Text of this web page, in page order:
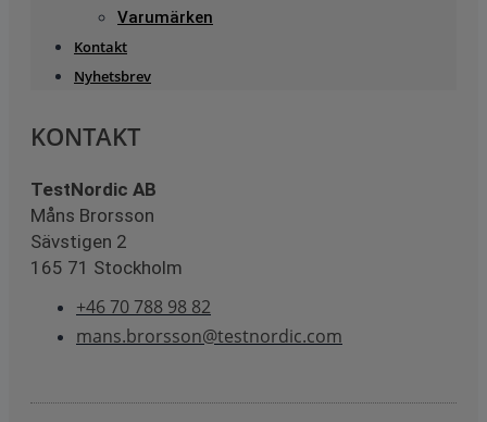
Varumärken
Kontakt
Nyhetsbrev
KONTAKT
TestNordic AB
Måns Brorsson
Sävstigen 2
165 71 Stockholm
+46 70 788 98 82
mans.brorsson@testnordic.com